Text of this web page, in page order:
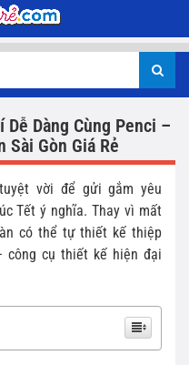
Dàng Cùng Penci –
Sài Gòn Giá Rẻ
vời để gửi gắm yêu
Tết ý nghĩa. Thay vì mất
có thể tự thiết kế thiệp
công cụ thiết kế hiện đại